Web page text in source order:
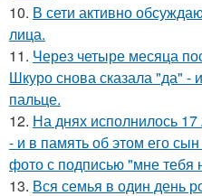
10. В сети активно
лица.
11. Через четыре месяца
Шкуро снова сказала "да" -
пальце.
12. На днях исполнилось
- и в память об этом его
фото с подписью "мне тебя
13. Вся семья в один день